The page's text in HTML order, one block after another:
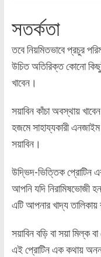
সতর্কতা
তবে নিয়মিতভাবে প্রচুর
উচিত অতিরিক্ত কোনো
খাবেন।
সয়াবিন কাঁচা অবস্থায়
হজমে সাহায্যকারী এনজাইম
সয়াবিন।
উদ্ভিদ-ভিত্তিক প্রোটিন
আপনি যদি নিরামিষভোজী
এটি আপনার খাদ্য তালিকায়
সয়াবিন বড়ি বা সয়া মিল্ক
এই প্রোটিন এক কথায়